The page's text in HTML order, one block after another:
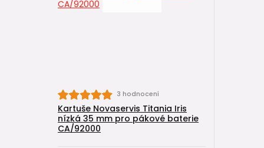
3 hodnocení
Kartuše Novaservis Titania Iris
nízká 35 mm pro pákové baterie
CA/92000